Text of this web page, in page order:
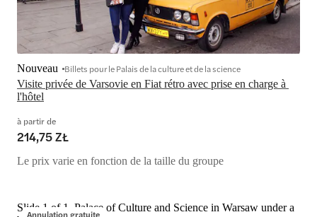
Visite privée de Varsovie en Fiat rétro avec prise en charge à
l'hôtel
Nouveau Billets pour le Palais de la culture et de la science
à partir de
214,75 ZŁ
Le prix varie en fonction de la taille du groupe
Annulation gratuite
Slide 1 of 1, Palace of Culture and Science in Warsaw under a